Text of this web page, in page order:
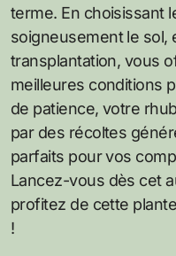
terme. En choisissant
soigneusement le sol,
transplantation, vous
meilleures conditions
de patience, votre
par des récoltes
parfaits pour vos
Lancez-vous dès cet
profitez de cette
!